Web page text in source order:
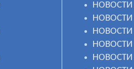
НОВОСТИ
НОВОСТИ
НОВОСТИ
НОВОСТИ
НОВОСТИ